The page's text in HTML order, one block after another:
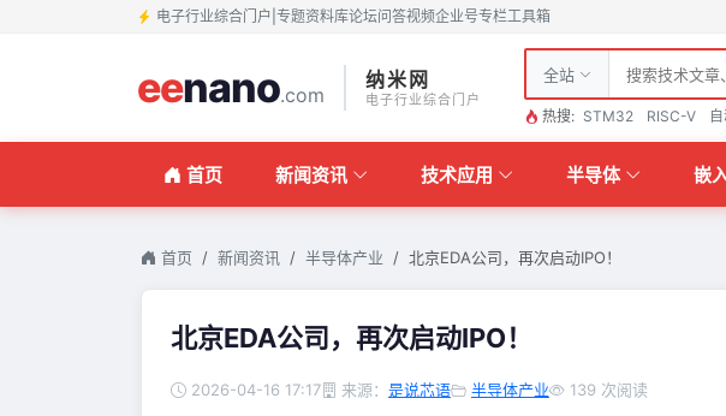
电子行业综合门户 专题资料库论坛问答视频企业号专栏工具箱
eenano.com
纳米网
电子行业综合门户
全站
热搜: STM32 RISC-V
首页 新闻资讯 技术应用 半导体 嵌
首页 新闻资讯 半导体产业 北京EDA公司，再次启动IPO！
北京EDA公司，再次启动IPO！
2026-04-16 17:17 来源： 是说芯语 半导体产业 139 次阅读